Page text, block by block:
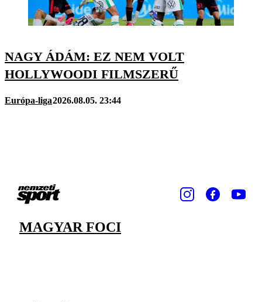
NAGY ÁDÁM: EZ NEM VOLT
HOLLYWOODI FILMSZERŰ
Európa-liga2026.08.05. 23:44
MAGYAR FOCI